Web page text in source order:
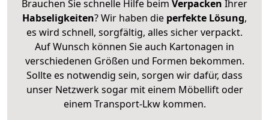
Brauchen Sie schnelle Hilfe beim Verpacken Ihrer
Habseligkeiten? Wir haben die perfekte Lösung,
es wird schnell, sorgfältig, alles sicher verpackt.
Auf Wunsch können Sie auch Kartonagen in
verschiedenen Größen und Formen bekommen.
Sollte es notwendig sein, sorgen wir dafür, dass
unser Netzwerk sogar mit einem Möbellift oder
einem Transport-Lkw kommen.